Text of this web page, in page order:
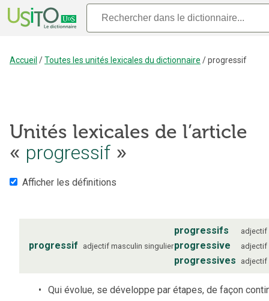
Accueil /Toutes les unités lexicales du dictionnaire /progressif
Unités lexicales de l’article
« progressif »
Afficher les définitions
progressif adjectif masculin singulier
progressifs adjectif
progressive adjectif
progressives adjectif
Qui évolue, se développe par étapes, de façon